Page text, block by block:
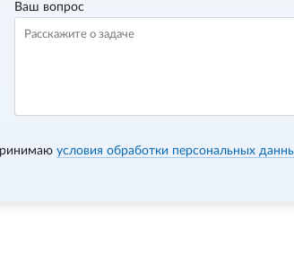
Ваш вопрос
условия обработки персональных